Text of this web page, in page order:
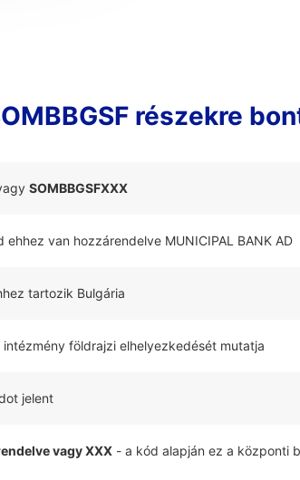
részekre
SOMBBGSFXXX
ehhez van hozzárendelve MUNICIPAL BANK AD
tartozik Bulgária
földrajzi elhelyezkedését mutatja
jelent
vagy XXX - a kód alapján ez a központi